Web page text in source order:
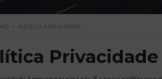
> POLÍTICA PRIVACIDADE
Privacidade